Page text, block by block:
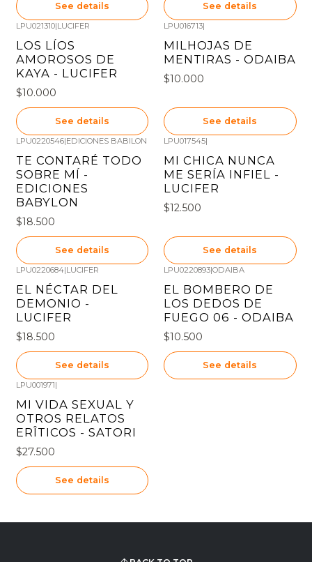
See details See details
LPU021310|LUCIFER
LOS LÍOS
AMOROSOS DE
KAYA - LUCIFER
$10.000
See details
LPU016713|
MILHOJAS DE
MENTIRAS - ODAIBA
$10.000
See details
LPU0220546|EDICIONES BABILON
TE CONTARÉ TODO
SOBRE MÍ -
EDICIONES
BABYLON
$18.500
See details
LPU017545|
MI CHICA NUNCA
ME SERÍA INFIEL -
LUCIFER
$12.500
See details
LPU0220684|LUCIFER
EL NÉCTAR DEL
DEMONIO -
LUCIFER
$18.500
See details
LPU0220893|ODAIBA
EL BOMBERO DE
LOS DEDOS DE
FUEGO 06 - ODAIBA
$10.500
See details
LPU001971|
MI VIDA SEXUAL Y
OTROS RELATOS
ERÎTICOS - SATORI
$27.500
See details